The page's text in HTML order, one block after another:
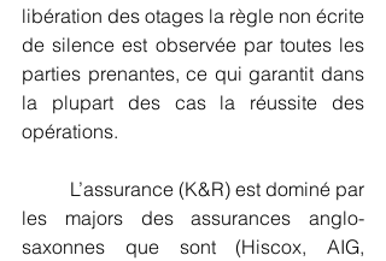
libération des otages la règle non écrite
de silence est observée par toutes les
parties prenantes, ce qui garantit dans
la plupart des cas la réussite des
opérations.
les majors des assurances anglo-
saxonnes que sont (Hiscox, AIG,